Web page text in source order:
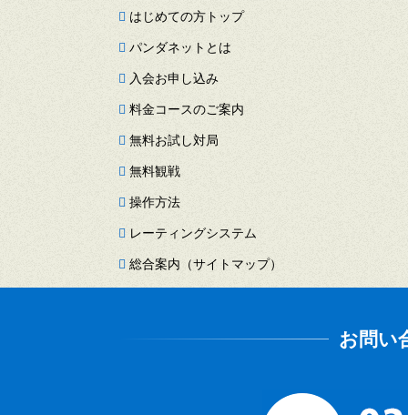
はじめての方トップ
パンダネットとは
入会お申し込み
料金コースのご案内
無料お試し対局
無料観戦
操作方法
レーティングシステム
総合案内（サイトマップ）